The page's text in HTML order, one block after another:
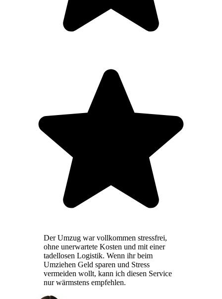
Der Umzug war vollkommen stressfrei,
ohne unerwartete Kosten und mit einer
tadellosen Logistik. Wenn ihr beim
Umziehen Geld sparen und Stress
vermeiden wollt, kann ich diesen Service
nur wärmstens empfehlen.